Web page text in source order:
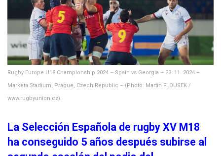
Rugby Europe U18 Championship 2024 – Spain vs Georgia – 23. 11. 2024 –
Marketa Stadium, Prague, Czech Republic – (Photo: Martin FLOUSEK /
www.rugbyunion.cz).
La Selección Española de rugby XV M18
ha conseguido 5 años después subirse al